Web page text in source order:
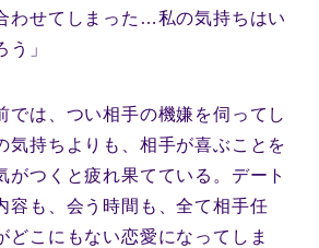
わせてしまった…私の気持ちはい
う」
では、つい相手の機嫌を伺ってし
気持ちよりも、相手が喜ぶことを
がつくと疲れ果てている。デート
容も、会う時間も、全て相手任
どこにもない恋愛になってしま